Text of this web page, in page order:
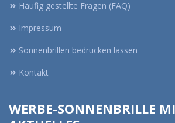
Häufig gestellte Fragen (FAQ)
Impressum
Sonnenbrillen bedrucken lassen
Kontakt
WERBE-SONNENBRILLE